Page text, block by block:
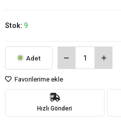
Stok: 9
Adet
Favorilerime ekle
Hızlı Gönderi